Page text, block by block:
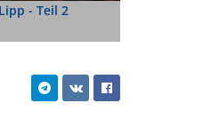
- Teil 2